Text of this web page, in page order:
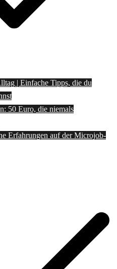
| Einfache Tipps, die du
50 Euro, die niemals
Erfahrungen auf der Microjob-